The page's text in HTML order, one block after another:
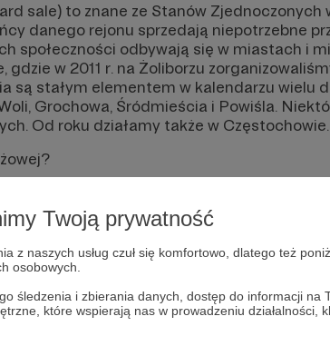
Twoją prywatność
z naszych usług czuł się komfortowo, dlatego też
osobowych.
śledzenia i zbierania danych, dostęp do informacji na
które wspierają nas w prowadzeniu działalności,
sale) to znane ze Stanów Zjednoczonych
danego rejonu sprzedają niepotrzebne
społeczności odbywają się w miastach i
w 2011 r. na Żoliborzu
są stałym elementem w kalendarzu wielu
Grochowa, Śródmieścia i Powiśla.
Od roku działamy także w Częstochowie.
skarbem. Takie sytuacje to u nas
przedmiotów znalazły nowych
lub kupić, ale są to m.in.: ubrania,
rośliny, gry planszowe, dekoracje,